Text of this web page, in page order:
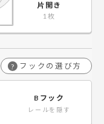
片開き
? フックの選び方
Bフック
レールを隠す